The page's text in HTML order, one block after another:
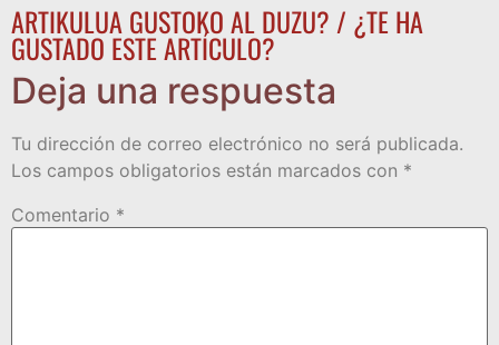
ARTIKULUA GUSTOKO AL DUZU? / ¿TE HA
GUSTADO ESTE ARTÍCULO?
Deja una respuesta
Tu dirección de correo electrónico no será publicada.
Los campos obligatorios están marcados con *
Comentario *